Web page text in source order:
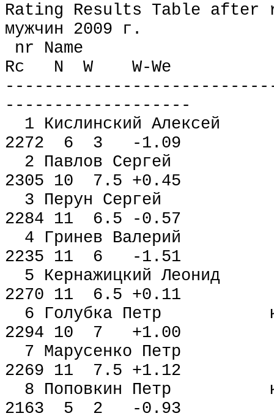
Rating Results Table after
мужчин 2009 г.
nr Name Fed
Rc N W W-We
-------------------
1 Кислинский
2272 6 3 -1.09
2 Павлов Сергей
2305 10 7.5 +0.45
3 Перун Сергей мс
2284 11 6.5 -0.57
4 Гринев Валерий
2235 11 6 -1.51
5 Кернажицкий
2270 11 6.5 +0.11
6 Голубка Петр
2294 10 7 +1.00
7 Марусенко Петр
2269 11 7.5 +1.12
8 Поповкин Петр
2163 5 2 -0.93